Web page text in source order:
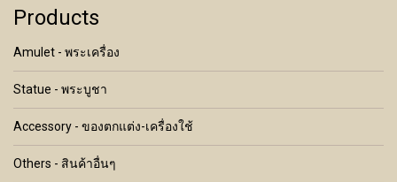
Products
Amulet - พระเครื่อง
Statue - พระบูชา
Accessory - ของตกแต่ง-เครื่องใช้
Others - สินค้าอื่นๆ